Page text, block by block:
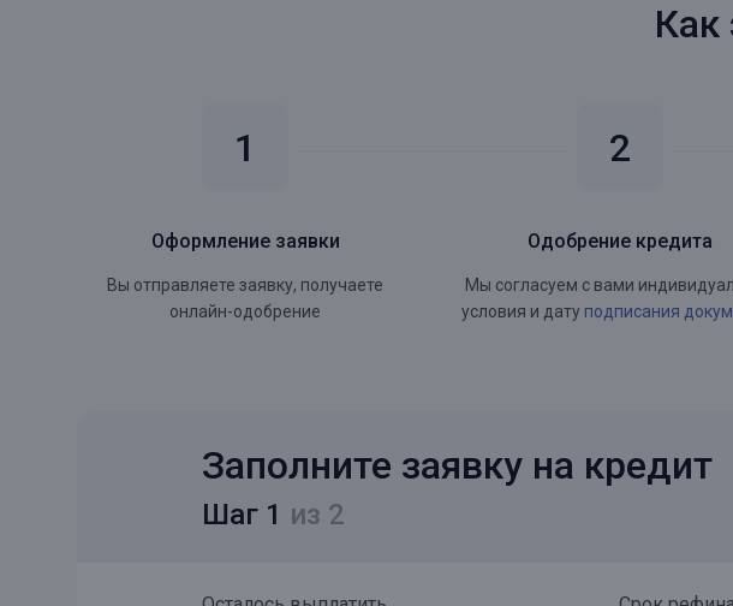
Как
Оформление заявки
Вы отправляете заявку, получаете
онлайн-одобрение
Одобрение кредита
Мы согласуем с вами
условия и дату подписания
Заполните заявку на кредит
Шаг 1 из 2